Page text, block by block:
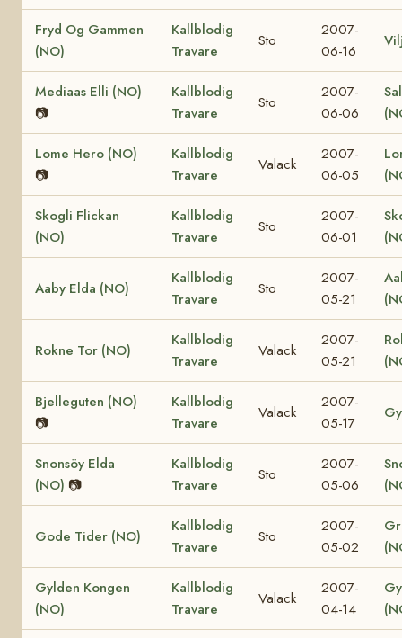
Fryd Og Gammen
(NO)
Kallblodig
Travare
Sto
2007-
06-16
Mediaas Elli (NO)
📷
Kallblodig
Travare
Sto
2007-
06-06
Lome Hero (NO)
📷
Kallblodig
Travare
Valack
2007-
06-05
Skogli Flickan
(NO)
Kallblodig
Travare
Sto
2007-
06-01
Aaby Elda (NO)
Kallblodig
Travare
Sto
2007-
05-21
Rokne Tor (NO)
Kallblodig
Travare
Valack
2007-
05-21
Bjelleguten (NO)
📷
Kallblodig
Travare
Valack
2007-
05-17
Snonsöy Elda
(NO) 📷
Kallblodig
Travare
Sto
2007-
05-06
Gode Tider (NO)
Kallblodig
Travare
Sto
2007-
05-02
Gylden Kongen
(NO)
Kallblodig
Travare
Valack
2007-
04-14